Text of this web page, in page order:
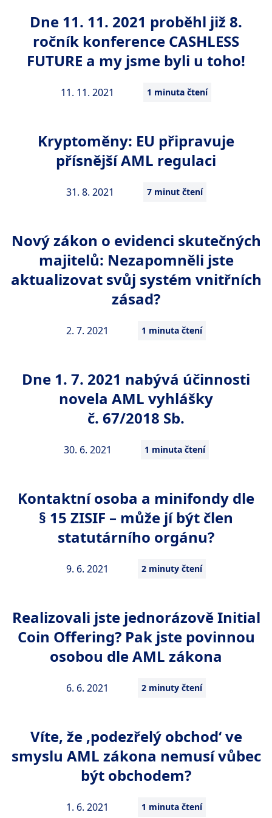
11. 11. 2021 1 minuta čtení
Dne 11. 11. 2021 proběhl již 8.
ročník konference CASHLESS
FUTURE a my jsme byli u toho!
31. 8. 2021 7 minut čtení
Kryptoměny: EU připravuje
přísnější AML regulaci
2. 7. 2021 1 minuta čtení
Nový zákon o evidenci skutečných
majitelů: Nezapomněli jste
aktualizovat svůj systém vnitřních
zásad?
30. 6. 2021 1 minuta čtení
Dne 1. 7. 2021 nabývá účinnosti
novela AML vyhlášky
č. 67/2018 Sb.
9. 6. 2021 2 minuty čtení
Kontaktní osoba a minifondy dle
§ 15 ZISIF – může jí být člen
statutárního orgánu?
6. 6. 2021 2 minuty čtení
Realizovali jste jednorázově Initial
Coin Offering? Pak jste povinnou
osobou dle AML zákona
1. 6. 2021 1 minuta čtení
Víte, že ‚podezřelý obchod‘ ve
smyslu AML zákona nemusí vůbec
být obchodem?